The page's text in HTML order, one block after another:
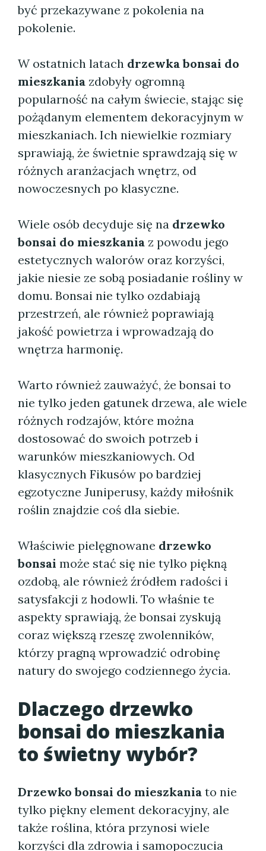
być przekazywane z pokolenia na
pokolenie.
W ostatnich latach drzewka bonsai do
mieszkania zdobyły ogromną
popularność na całym świecie, stając się
pożądanym elementem dekoracyjnym w
mieszkaniach. Ich niewielkie rozmiary
sprawiają, że świetnie sprawdzają się w
różnych aranżacjach wnętrz, od
nowoczesnych po klasyczne.
Wiele osób decyduje się na drzewko
bonsai do mieszkania z powodu jego
estetycznych walorów oraz korzyści,
jakie niesie ze sobą posiadanie rośliny w
domu. Bonsai nie tylko ozdabiają
przestrzeń, ale również poprawiają
jakość powietrza i wprowadzają do
wnętrza harmonię.
Warto również zauważyć, że bonsai to
nie tylko jeden gatunek drzewa, ale wiele
różnych rodzajów, które można
dostosować do swoich potrzeb i
warunków mieszkaniowych. Od
klasycznych Fikusów po bardziej
egzotyczne Juniperusy, każdy miłośnik
roślin znajdzie coś dla siebie.
Właściwie pielęgnowane drzewko
bonsai może stać się nie tylko piękną
ozdobą, ale również źródłem radości i
satysfakcji z hodowli. To właśnie te
aspekty sprawiają, że bonsai zyskują
coraz większą rzeszę zwolenników,
którzy pragną wprowadzić odrobinę
natury do swojego codziennego życia.
Dlaczego drzewko
bonsai do mieszkania
to świetny wybór?
Drzewko bonsai do mieszkania to nie
tylko piękny element dekoracyjny, ale
także roślina, która przynosi wiele
korzyści dla zdrowia i samopoczucia